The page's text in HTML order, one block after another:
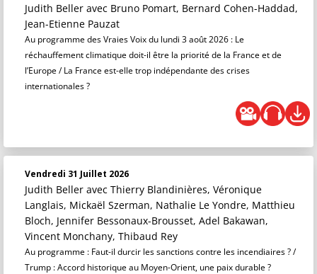
Judith Beller avec Bruno Pomart, Bernard Cohen-Haddad,
Jean-Etienne Pauzat
Au programme des Vraies Voix du lundi 3 août 2026 : Le
réchauffement climatique doit-il être la priorité de la France et de
l’Europe / La France est-elle trop indépendante des crises
internationales ?
Vendredi 31 Juillet 2026
Judith Beller avec Thierry Blandinières, Véronique
Langlais, Mickaël Szerman, Nathalie Le Yondre, Matthieu
Bloch, Jennifer Bessonaux-Brousset, Adel Bakawan,
Vincent Monchany, Thibaud Rey
Au programme : Faut-il durcir les sanctions contre les incendiaires ? /
Trump : Accord historique au Moyen-Orient, une paix durable ?